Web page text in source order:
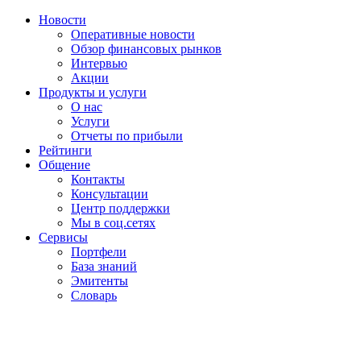
Новости
Оперативные новости
Обзор финансовых рынков
Интервью
Акции
Продукты и услуги
О нас
Услуги
Отчеты по прибыли
Рейтинги
Общение
Контакты
Консультации
Центр поддержки
Мы в соц.сетях
Сервисы
Портфели
База знаний
Эмитенты
Словарь